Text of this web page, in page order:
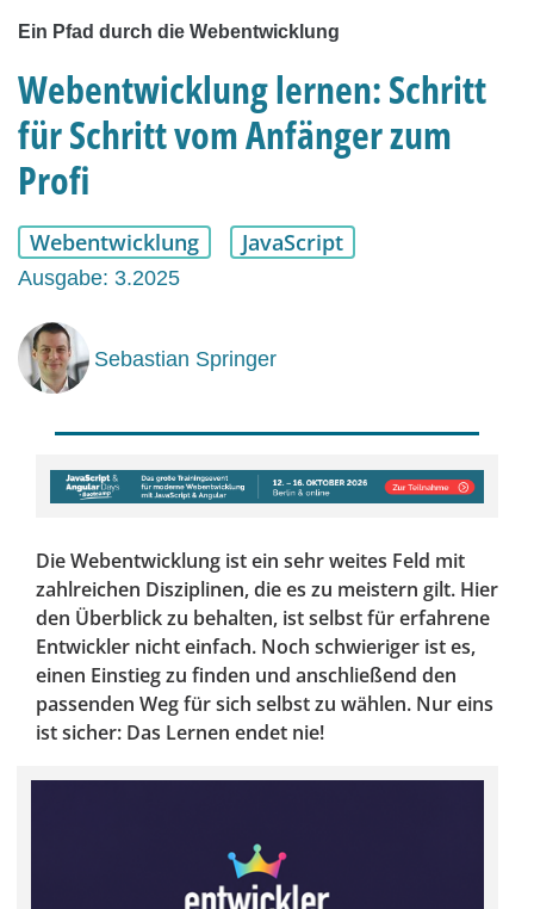
Ein Pfad durch die Webentwicklung
Webentwicklung lernen: Schritt
für Schritt vom Anfänger zum
Profi
Webentwicklung JavaScript
Ausgabe: 3.2025
Sebastian Springer
Die Webentwicklung ist ein sehr weites Feld mit
zahlreichen Disziplinen, die es zu meistern gilt. Hier
den Überblick zu behalten, ist selbst für erfahrene
Entwickler nicht einfach. Noch schwieriger ist es,
einen Einstieg zu finden und anschließend den
passenden Weg für sich selbst zu wählen. Nur eins
ist sicher: Das Lernen endet nie!